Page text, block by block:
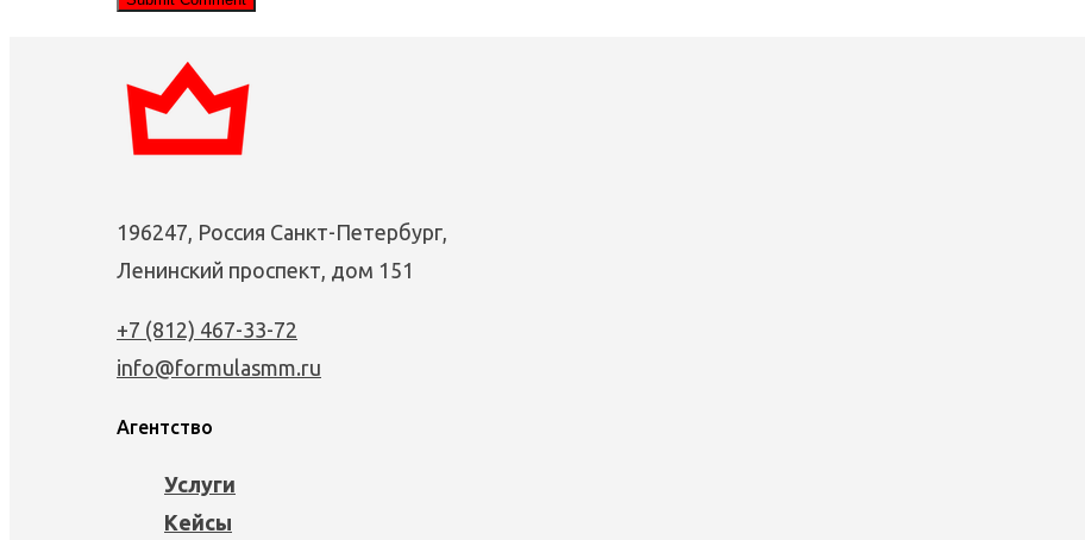
196247, Россия Санкт-Петербург,
Ленинский проспект, дом 151
+7 (812) 467-33-72
info@formulasmm.ru
Агентство
Услуги
Кейсы